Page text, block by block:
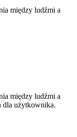
między ludźmi a
między ludźmi a
dla użytkownika.